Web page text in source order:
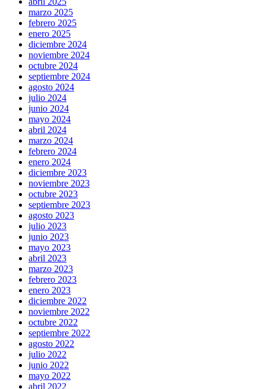
marzo 2025
febrero 2025
enero 2025
diciembre 2024
noviembre 2024
octubre 2024
septiembre 2024
agosto 2024
julio 2024
junio 2024
mayo 2024
abril 2024
marzo 2024
febrero 2024
enero 2024
diciembre 2023
noviembre 2023
octubre 2023
septiembre 2023
agosto 2023
julio 2023
junio 2023
mayo 2023
abril 2023
marzo 2023
febrero 2023
enero 2023
diciembre 2022
noviembre 2022
octubre 2022
septiembre 2022
agosto 2022
julio 2022
junio 2022
mayo 2022
abril 2022